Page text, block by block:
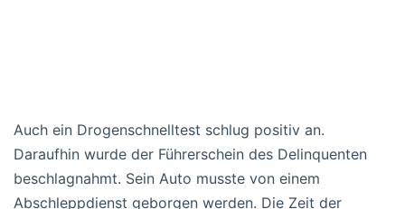
Auch ein Drogenschnelltest schlug positiv an.
Daraufhin wurde der Führerschein des Delinquenten
beschlagnahmt. Sein Auto musste von einem
Abschleppdienst geborgen werden. Die Zeit der